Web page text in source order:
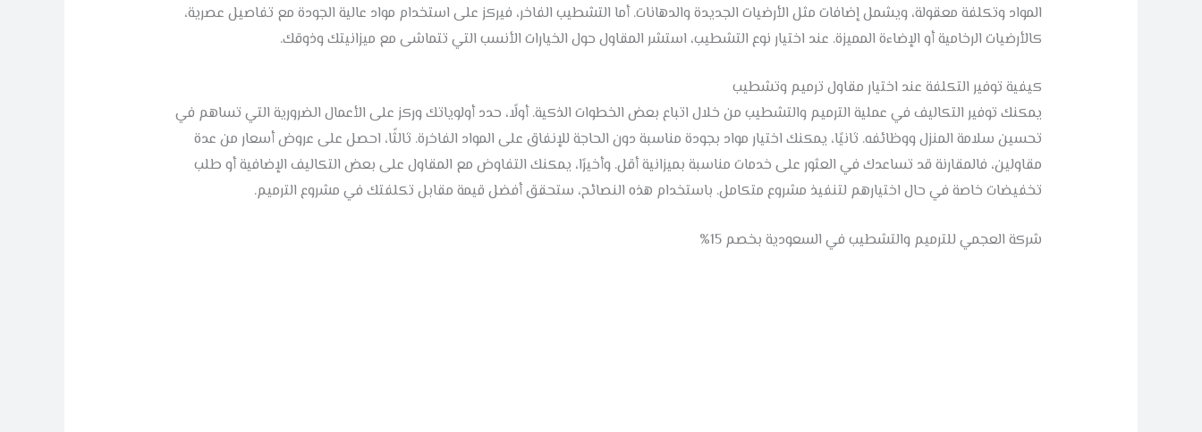
المواد وتكلفة معقولة، ويشمل إضافات مثل الأرضيات الجديدة والدهانات. أما التشطيب الفاخر، فيركز على استخدام مواد عالية الجودة مع تفاصيل عصرية،
كالأرضيات الرخامية أو الإضاءة المميزة. عند اختيار نوع التشطيب، استشر المقاول حول الخيارات الأنسب التي تتماشى مع ميزانيتك وذوقك.
كيفية توفير التكلفة عند اختيار مقاول ترميم وتشطيب
يمكنك توفير التكاليف في عملية الترميم والتشطيب من خلال اتباع بعض الخطوات الذكية. أولًا، حدد أولوياتك وركز على الأعمال الضرورية التي تساهم في
تحسين سلامة المنزل ووظائفه. ثانيًا، يمكنك اختيار مواد بجودة مناسبة دون الحاجة للإنفاق على المواد الفاخرة. ثالثًا، احصل على عروض أسعار من عدة
مقاولين، فالمقارنة قد تساعدك في العثور على خدمات مناسبة بميزانية أقل. وأخيرًا، يمكنك التفاوض مع المقاول على بعض التكاليف الإضافية أو طلب
تخفيضات خاصة في حال اختيارهم لتنفيذ مشروع متكامل. باستخدام هذه النصائح، ستحقق أفضل قيمة مقابل تكلفتك في مشروع الترميم.
شركة العجمي للترميم والتشطيب في السعودية بخصم 15%